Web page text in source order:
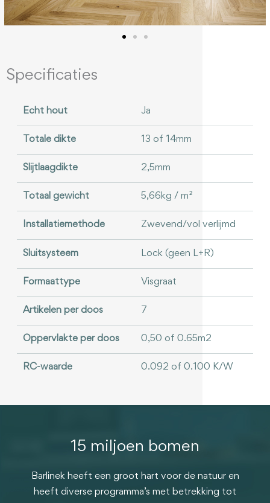
Specificaties
Echt hout Ja
Totale dikte 13 of 14mm
Slijtlaagdikte 2,5mm
Totaal gewicht 5,66kg / m²
Installatiemethode Zwevend/vol verlijmd
Sluitsysteem Lock (geen L+R)
Formaattype Visgraat
Artikelen per doos 7
Oppervlakte per doos 0,50 of 0.65m2
RC-waarde 0.092 of 0.100 K/W
15 miljoen bomen
Barlinek heeft een groot hart voor de natuur en
heeft diverse programma’s met betrekking tot